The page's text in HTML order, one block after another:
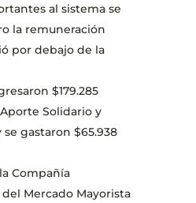
al sistema se
la remuneración
por debajo de la
$179.285
Solidario y
gastaron $65.938
Compañía
Mercado Mayorista